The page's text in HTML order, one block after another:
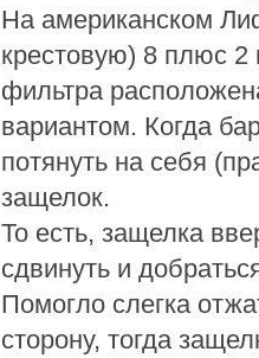
На американском
крестовую) 8 плюс 2
фильтра
вариантом. Когда
потянуть на себя
защелок.
То есть, защелка
сдвинуть и
Помогло слегка
сторону, тогда